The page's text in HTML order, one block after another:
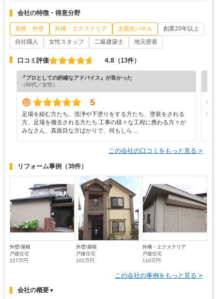
会社の特徴・得意分野
屋根・外壁 外構・エクステリア 太陽光パネル
創業20年以上
自社職人
女性スタッフ 二級建築士 地元密着
口コミ評価 4.8 （13件）
『プロとしての的確なアドバイス』が良かった
（60代／女性）
5
足場を組む方たち、洗浄や下塗りをする方たち、塗装をされる
方、足場を撤去される方たち 工事の様々な工程に携わる方々が
みなさん、真面目な方ばかりで、何もしら…
非
この会社の口コミをもっと見る >
リフォーム事例 （38件）
外壁/屋根
戸建住宅
227万円
外壁/屋根
戸建住宅
101万円
外構・エクステリア
戸建住宅
110万円
この会社の事例をもっと見る >
会社の概要▼